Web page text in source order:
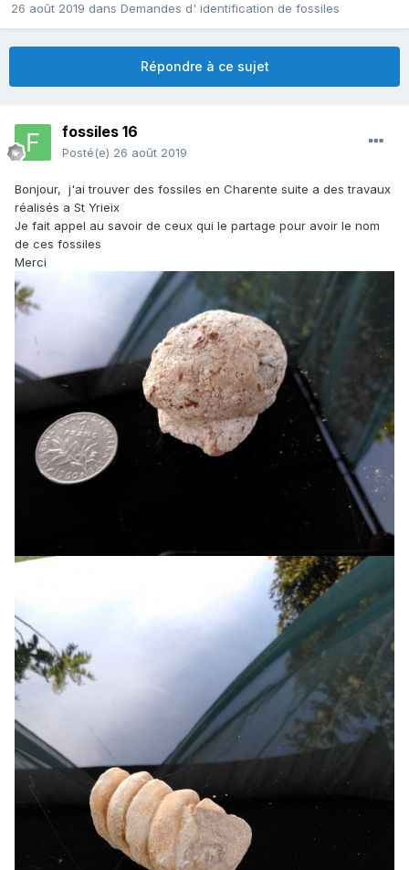
26 août 2019 dans Demandes d' identification de fossiles
Répondre à ce sujet
fossiles 16
Posté(e) 26 août 2019
Bonjour, j'ai trouver des fossiles en Charente suite a des travaux
réalisés a St Yrieix
Je fait appel au savoir de ceux qui le partage pour avoir le nom
de ces fossiles
Merci